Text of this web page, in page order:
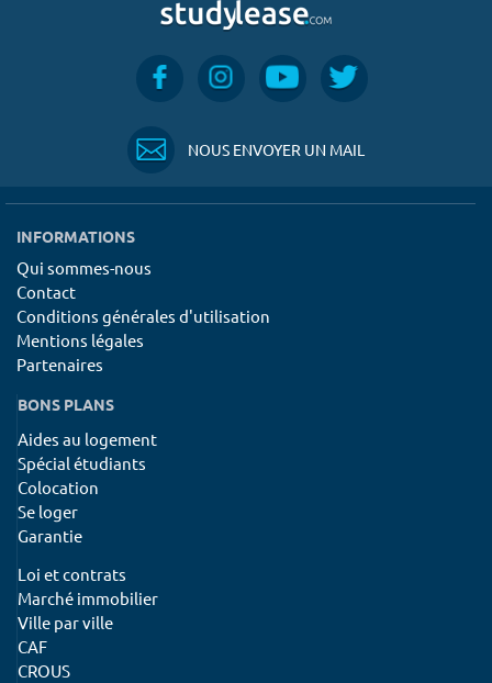
NOUS ENVOYER UN MAIL
INFORMATIONS
Qui sommes-nous
Contact
Conditions générales d'utilisation
Mentions légales
Partenaires
BONS PLANS
Aides au logement
Spécial étudiants
Colocation
Se loger
Garantie
Loi et contrats
Marché immobilier
Ville par ville
CAF
CROUS